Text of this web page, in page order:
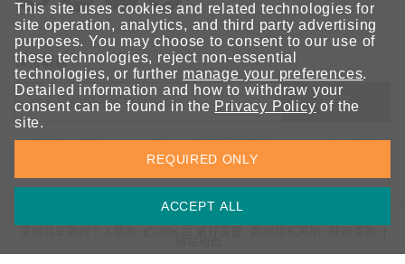
保持联系
提交
欢迎注册，获取 Moxa 解决方案的最新资讯。Moxa 充分尊重
您的隐私，绝不会透露您的邮箱信息。
This site uses cookies and related technologies for
site operation, analytics, and third party advertising
purposes. You may choose to consent to our use of
these technologies, reject non-essential
technologies, or further manage your preferences.
Detailed information and how to withdraw your
consent can be found in the Privacy Policy of the
site.
ACCEPT ALL
REQUIRED ONLY